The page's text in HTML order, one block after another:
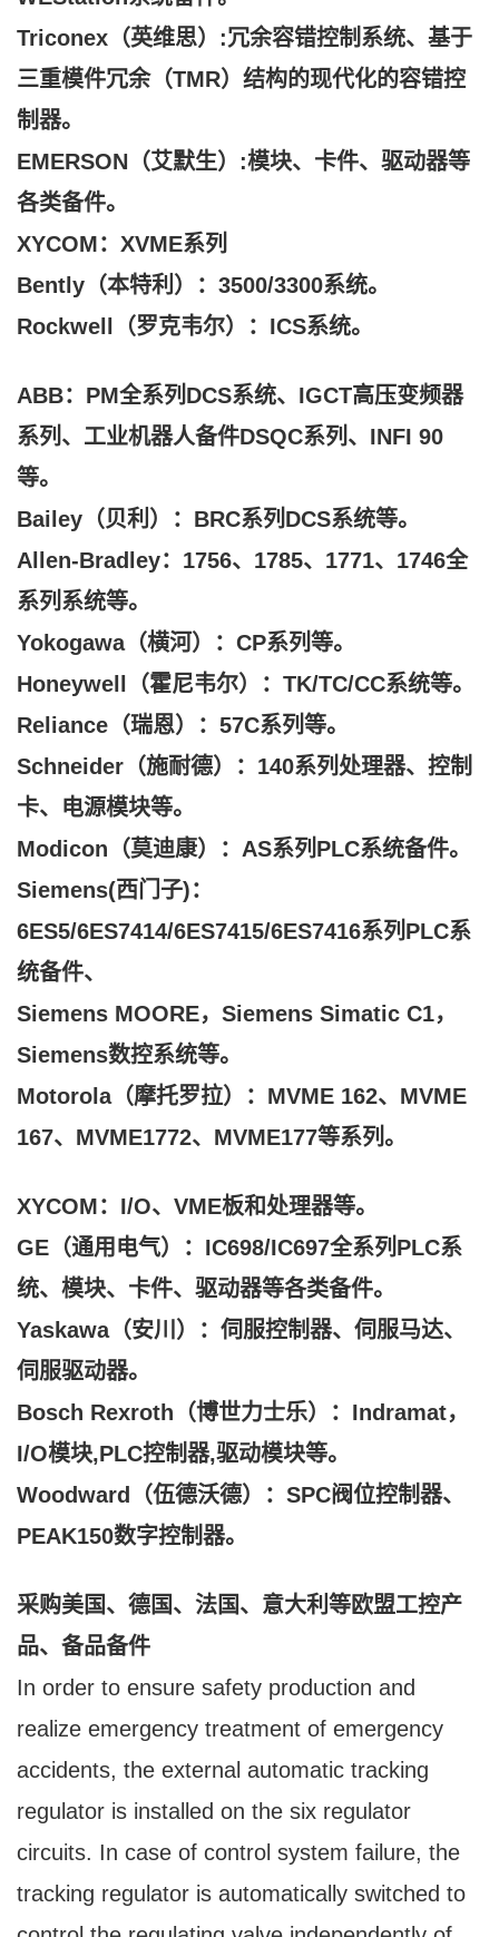
Triconex（英维思）:冗余容错控制系统、基于
三重模件冗余（TMR）结构的现代化的容错控
制器。
EMERSON（艾默生）:模块、卡件、驱动器等
各类备件。
XYCOM：XVME系列
Bently（本特利）：3500/3300系统。
Rockwell（罗克韦尔）：ICS系统。
ABB：PM全系列DCS系统、IGCT高压变频器
系列、工业机器人备件DSQC系列、INFI 90
等。
Bailey（贝利）：BRC系列DCS系统等。
Allen-Bradley：1756、1785、1771、1746全
系列系统等。
Yokogawa（横河）：CP系列等。
Honeywell（霍尼韦尔）：TK/TC/CC系统等。
Reliance（瑞恩）：57C系列等。
Schneider（施耐德）：140系列处理器、控制
卡、电源模块等。
Modicon（莫迪康）：AS系列PLC系统备件。
Siemens(西门子)：
6ES5/6ES7414/6ES7415/6ES7416系列PLC系
统备件、
Siemens MOORE，Siemens Simatic C1，
Siemens数控系统等。
Motorola（摩托罗拉）：MVME 162、MVME
167、MVME1772、MVME177等系列。
XYCOM：I/O、VME板和处理器等。
GE（通用电气）：IC698/IC697全系列PLC系
统、模块、卡件、驱动器等各类备件。
Yaskawa（安川）：伺服控制器、伺服马达、
伺服驱动器。
Bosch Rexroth（博世力士乐）：Indramat，
I/O模块,PLC控制器,驱动模块等。
Woodward（伍德沃德）：SPC阀位控制器、
PEAK150数字控制器。
采购美国、德国、法国、意大利等欧盟工控产
品、备品备件
In order to ensure safety production and
realize emergency treatment of emergency
accidents, the external automatic tracking
regulator is installed on the six regulator
circuits. In case of control system failure, the
tracking regulator is automatically switched to